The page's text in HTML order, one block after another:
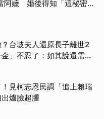
阿嬤 婚後得知「這秘密」
台玻夫人還原長子離世2
」不忍了：如其說還需要
見柯志恩民調「追上賴瑞
爐臉超腫